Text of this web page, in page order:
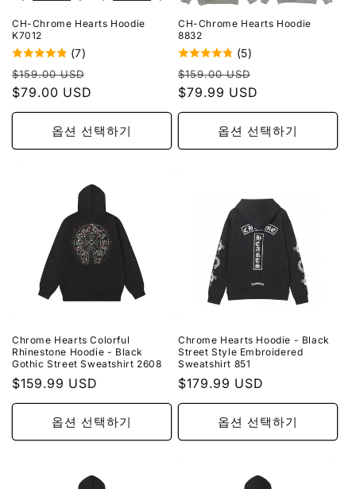
CH-Chrome Hearts Hoodie
K7012
(7)
정
가
$159.00 USD
가
$79.00 USD
옵션 선택하기
CH-Chrome Hearts Hoodie
8832
(5)
정
가
$159.00 USD
가
$79.99 USD
옵션 선택하기
Chrome Hearts Colorful
Rhinestone Hoodie - Black
Gothic Street Sweatshirt 2608
정
가
$159.99 USD
옵션 선택하기
Chrome Hearts Hoodie - Black
Street Style Embroidered
Sweatshirt 851
정
가
$179.99 USD
옵션 선택하기